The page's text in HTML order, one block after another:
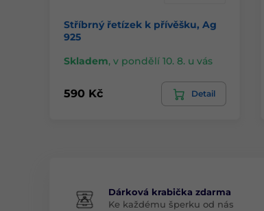
Stříbrný řetízek k přívěšku, Ag
925
Skladem, v pondělí 10. 8. u vás
590 Kč Detail
Dárková krabička zdarma
Ke každému šperku od nás